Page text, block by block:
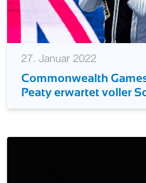
27. Januar 2022
Commonwealth
Peaty erwartet voller